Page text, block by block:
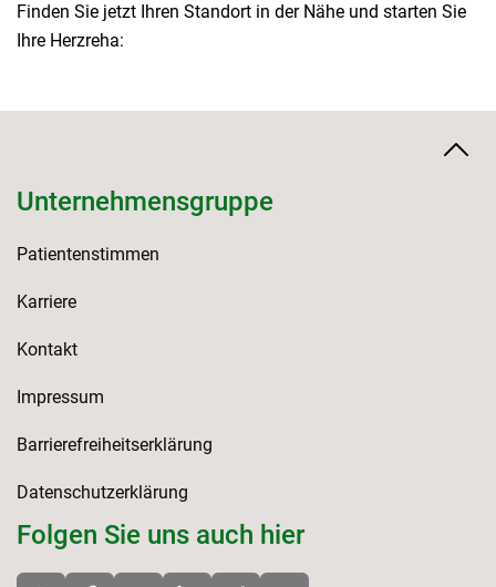
Finden Sie jetzt Ihren Standort in der Nähe und starten Sie
Ihre Herzreha:
Unternehmensgruppe
Patientenstimmen
Karriere
Kontakt
Impressum
Barrierefreiheitserklärung
Datenschutzerklärung
Folgen Sie uns auch hier